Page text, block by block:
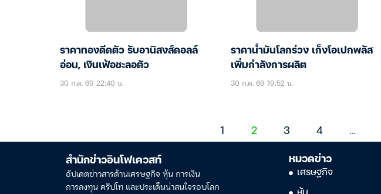
ราคาทองดีดตัว รับอานิสงส์ดอลล์
อ่อน, เงินเฟ้อชะลอตัว
30 ก.ค. 69 22:40 น.
ราคาน้ำมันโลกร่วง เก็งโอเปกพลัส
เพิ่มกำลังการผลิต
30 ก.ค. 69 19:52 น.
1 2 3 4 …
สำนักข่าวอินโฟเควสท์
อัปเดตข่าวสารด้านเศรษฐกิจ หุ้น การเงิน
การลงทุน คริปโท และประเด็นน่าสนใจรอบโลก
หมวดข่าว
เศรษฐกิจ